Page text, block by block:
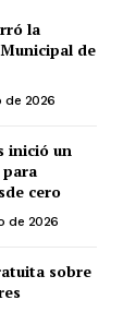
la
de
de 2026
inició un
cero
de 2026
sobre